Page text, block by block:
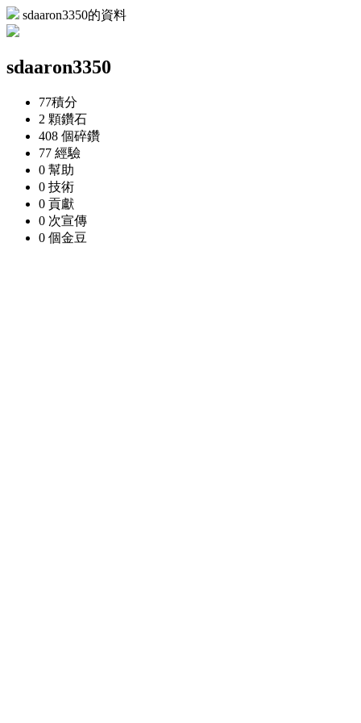
sdaaron3350的資料
sdaaron3350
77積分
2 顆鑽石
408 個碎鑽
77 經驗
0 幫助
0 技術
0 貢獻
0 次宣傳
0 個金豆